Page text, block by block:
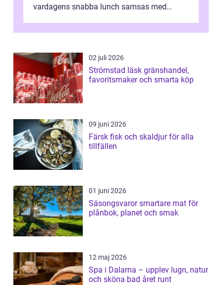
vardagens snabba lunch samsas med
02 juli 2026
Strömstad läsk gränshandel,
favoritsmaker och smarta köp
09 juni 2026
Färsk fisk och skaldjur för alla
tillfällen
01 juni 2026
Säsongsvaror smartare mat för
plånbok, planet och smak
12 maj 2026
Spa i Dalarna – upplev lugn, natur
och sköna bad året runt